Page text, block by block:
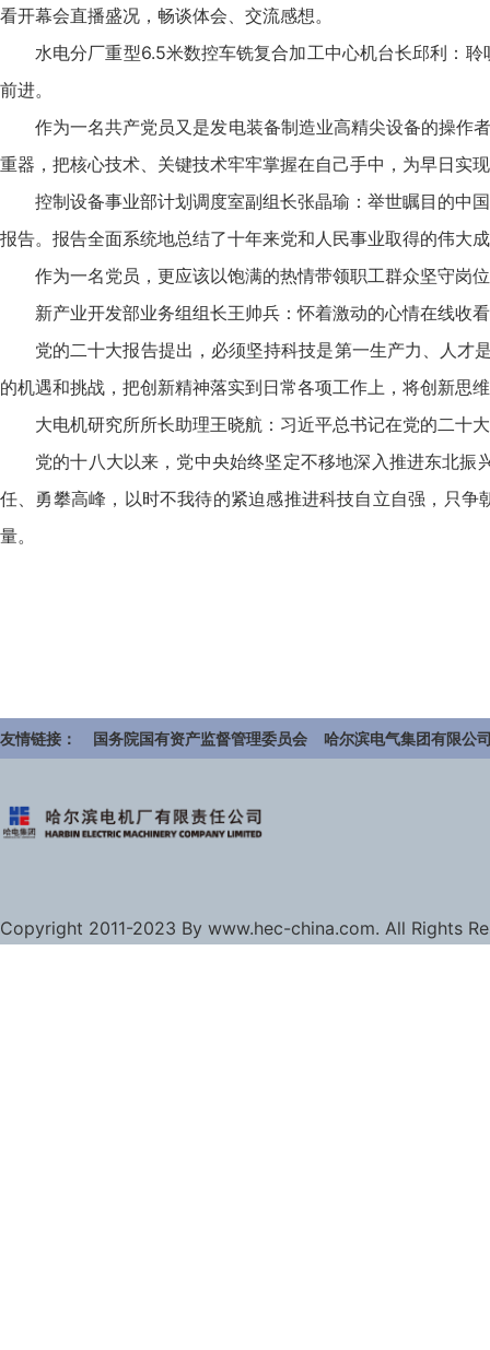
看开幕会直播盛况，畅谈体会、交流感想。
水电分厂重型6.5米数控车铣复合加工中心机台长邱利：
前进。
作为一名共产党员又是发电装备制造业高精尖设备的操作
重器，把核心技术、关键技术牢牢掌握在自己手中，为早日实
控制设备事业部计划调度室副组长张晶瑜：举世瞩目的中
报告。报告全面系统地总结了十年来党和人民事业取得的伟大
作为一名党员，更应该以饱满的热情带领职工群众坚守岗
新产业开发部业务组组长王帅兵：怀着激动的心情在线收
党的二十大报告提出，必须坚持科技是第一生产力、人才
的机遇和挑战，把创新精神落实到日常各项工作上，将创新思
大电机研究所所长助理王晓航：习近平总书记在党的二十
党的十八大以来，党中央始终坚定不移地深入推进东北
任、勇攀高峰，以时不我待的紧迫感推进科技自立自强，只
量。
友情链接： 国务院国有资产监督管理委员会 哈尔滨电气集团有限公
Copyright 2011-2023 By www.hec-china.com. All Rights